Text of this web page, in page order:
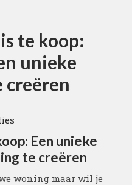
te koop:
unieke
Een unieke
te creëren
woning maar wil je